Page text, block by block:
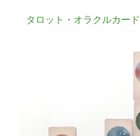
タロット・オラクルカード